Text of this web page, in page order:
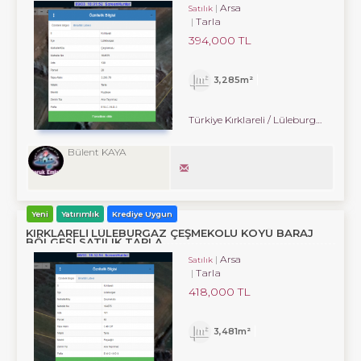
Satılık
Arsa
Tarla
394,000 TL
3,285m²
Türkiye Kırklareli / Lüleburgaz
Bülent KAYA
Yeni Yatırımlık Krediye Uygun
KIRKLARELİ LÜLEBURGAZ ÇEŞMEKOLU KÖYÜ BARAJ
BÖLGESİ SATILIK TARLA.
Satılık
Arsa
Tarla
418,000 TL
3,481m²